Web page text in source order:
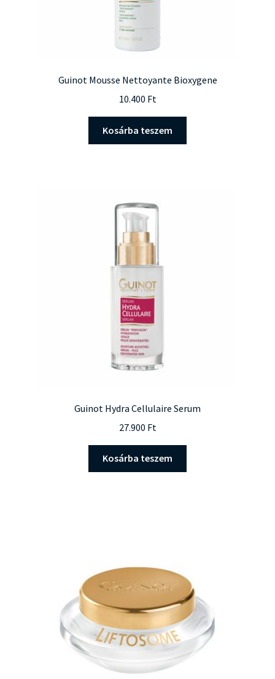
Guinot Mousse Nettoyante Bioxygene
10.400 Ft
Kosárba teszem
Guinot Hydra Cellulaire Serum
27.900 Ft
Kosárba teszem